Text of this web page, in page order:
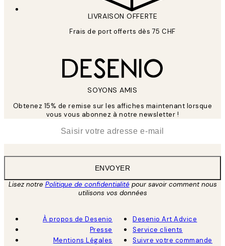
LIVRAISON OFFERTE
Frais de port offerts dès 75 CHF
SOYONS AMIS
Obtenez 15% de remise sur les affiches maintenant lorsque
vous vous abonnez à notre newsletter !
ENVOYER
Lisez notre Politique de confidentialitépour savoir comment nous
utilisons vos données
À propos de Desenio
Presse
Mentions Légales
Desenio Art Advice
Service clients
Suivre votre commande